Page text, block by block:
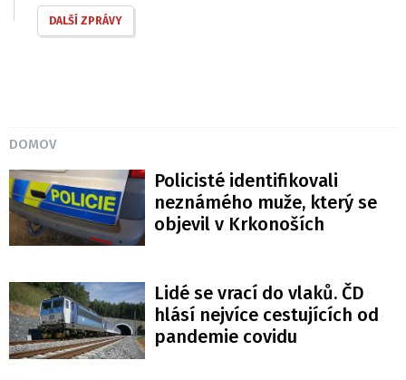
DALŠÍ ZPRÁVY
DOMOV
Policisté identifikovali
neznámého muže, který se
objevil v Krkonoších
Lidé se vrací do vlaků. ČD
hlásí nejvíce cestujících od
pandemie covidu